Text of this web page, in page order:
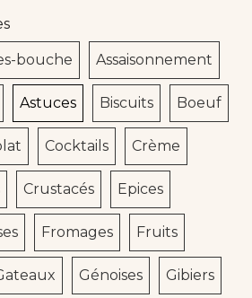
bouche Assaisonnement
Astuces Biscuits Boeuf
Cocktails Crème
Crustacés Epices
Fromages Fruits
Génoises Gibiers